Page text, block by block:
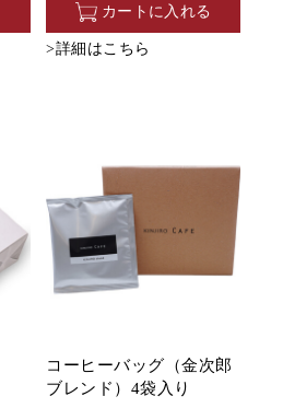
カートに入れる
>詳細はこちら
コーヒーバッグ（金次郎
ブレンド）4袋入り